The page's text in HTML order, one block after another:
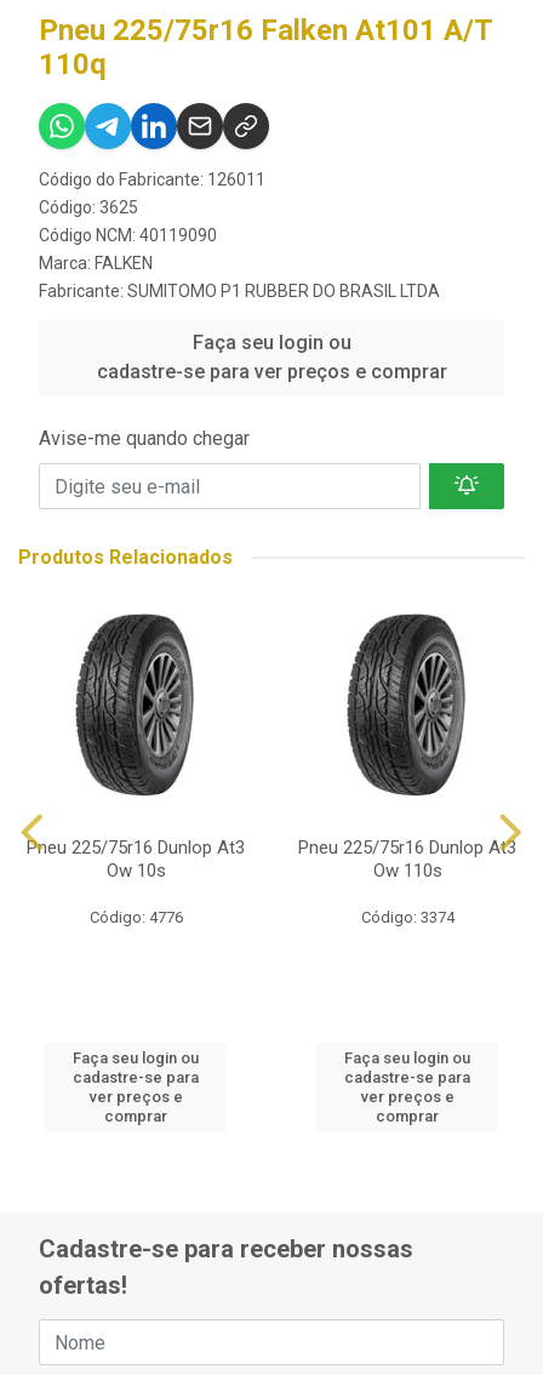
Pneu 225/75r16 Falken At101 A/T
110q
Código do Fabricante: 126011
Código: 3625
Código NCM: 40119090
Marca: FALKEN
Fabricante: SUMITOMO P1 RUBBER DO BRASIL LTDA
Faça seu login ou
cadastre-se para ver preços e comprar
Avise-me quando chegar
Produtos Relacionados
Pneu 225/75r16 Dunlop At3
Ow 10s
Código: 4776
Faça seu login ou
cadastre-se para
ver preços e
comprar
Pneu 225/75r16 Dunlop At3
Ow 110s
Código: 3374
Faça seu login ou
cadastre-se para
ver preços e
comprar
Cadastre-se para receber nossas
ofertas!